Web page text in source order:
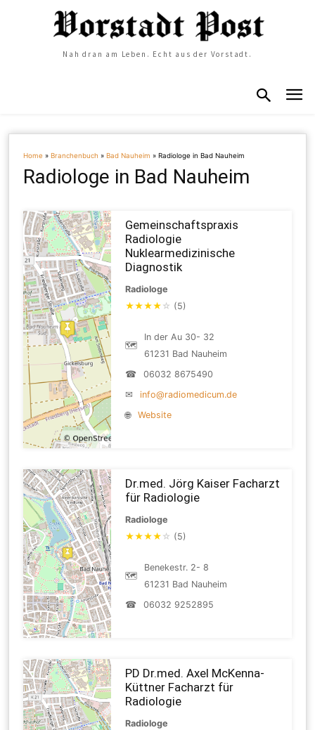
Nah dran am Leben. Echt aus der Vorstadt.
Home »Branchenbuch »Bad Nauheim »Radiologe in Bad Nauheim
Radiologe in Bad Nauheim
Gemeinschaftspraxis
Radiologie
Nuklearmedizinische
Diagnostik
Radiologe
★★★★ ☆ (5)
🗺
In der Au 30- 32
61231 Bad Nauheim
☎
06032 8675490
✉
info@radiomedicum.de
🌐
Website
Dr.med. Jörg Kaiser Facharzt
für Radiologie
Radiologe
★★★★ ☆ (5)
🗺
Benekestr. 2- 8
61231 Bad Nauheim
☎
06032 9252895
PD Dr.med. Axel McKenna-
Küttner Facharzt für
Radiologie
Radiologe